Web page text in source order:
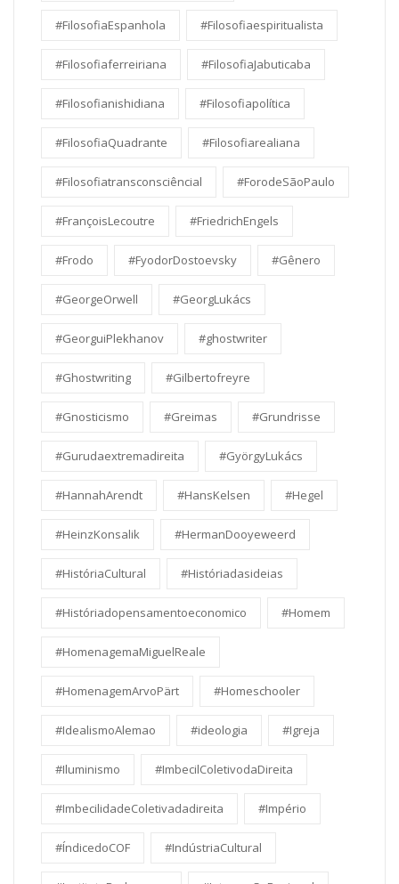
#FilosofiaEspanhola #Filosofiaespiritualista
#Filosofiaferreiriana #FilosofiaJabuticaba
#Filosofianishidiana #Filosofiapolítica
#FilosofiaQuadrante #Filosofiarealiana
#Filosofiatransconsciêncial #ForodeSãoPaulo
#FrançoisLecoutre #FriedrichEngels
#Frodo #FyodorDostoevsky #Gênero
#GeorgeOrwell #GeorgLukács
#GeorguiPlekhanov #ghostwriter
#Ghostwriting #Gilbertofreyre
#Gnosticismo #Greimas #Grundrisse
#Gurudaextremadireita #GyörgyLukács
#HannahArendt #HansKelsen #Hegel
#HeinzKonsalik #HermanDooyeweerd
#HistóriaCultural #Históriadasideias
#Históriadopensamentoeconomico #Homem
#HomenagemaMiguelReale
#HomenagemArvoPärt #Homeschooler
#IdealismoAlemao #ideologia #Igreja
#Iluminismo #ImbecilColetivodaDireita
#ImbecilidadeColetivadadireita #Império
#ÍndicedoCOF #IndústriaCultural